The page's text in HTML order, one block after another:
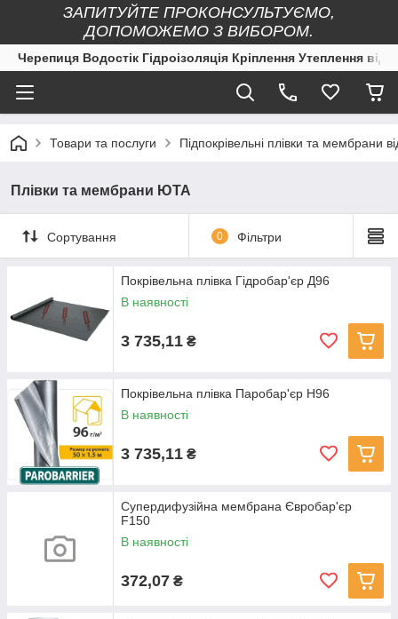
ЗАПИТУЙТЕ ПРОКОНСУЛЬТУЄМО,
ДОПОМОЖЕМО З ВИБОРОМ.
Черепиця Водостік Гідроізоляція Кріплення Утеплення
Товари та послуги Підпокрівельні плівки та мембрани
Плівки та мембрани ЮТА
Сортування 0 Фільтри
Покрівельна плівка Гідробар'єр Д96
В наявності
3 735,11 ₴
Покрівельна плівка Паробар'єр Н96
В наявності
3 735,11 ₴
Супердифузійна мембрана Євробар'єр
F150
В наявності
372,07 ₴